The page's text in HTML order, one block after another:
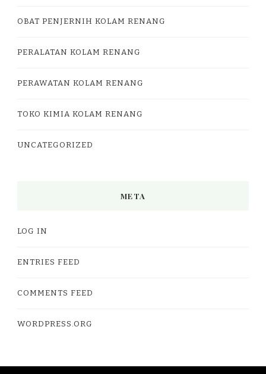
OBAT PENJERNIH KOLAM RENANG
PERALATAN KOLAM RENANG
PERAWATAN KOLAM RENANG
TOKO KIMIA KOLAM RENANG
UNCATEGORIZED
META
LOG IN
ENTRIES FEED
COMMENTS FEED
WORDPRESS.ORG